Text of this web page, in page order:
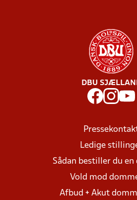
DBU
Ledige
Sådan bestiller du
Vold mod
Afbud + Akut